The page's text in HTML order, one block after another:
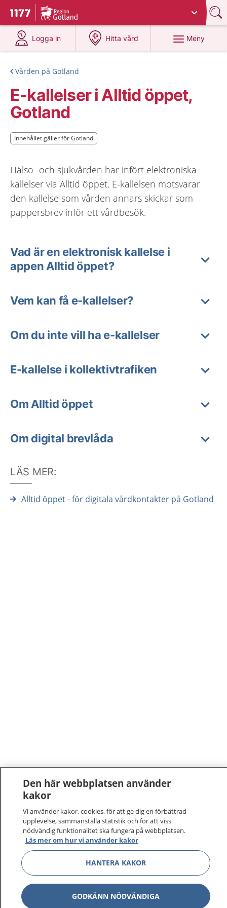
Till startsidan för 1177
Du har valt region
Logga in
på 1177.se
Hitta vård
på 1177.se
Meny
Vården på Gotland
E-kallelser i Alltid öppet,
Gotland
Innehållet gäller för Gotland
Innehållet gäller för Gotland
Hälso- och sjukvården har infört elektroniska
kallelser via Alltid öppet. E-kallelsen motsvarar
den kallelse som vården annars skickar som
pappersbrev inför ett vårdbesök.
Vad är en elektronisk kallelse i
appen Alltid öppet?
Vem kan få e-kallelser?
Om du inte vill ha e-kallelser
E-kallelse i kollektivtrafiken
Om Alltid öppet
Om digital brevlåda
LÄS MER:
Alltid öppet - för digitala vårdkontakter på Gotland
1177–tryggt om din hälsa och vård
På 1177.se får du råd om hälsa och information om
sjukdomar och vilka mottagningar du kan kontakta.
Logga in för att läsa din journal och göra dina
Den här webbplatsen använder
kakor
Vi använder kakor, cookies, för att ge dig en förbättrad
upplevelse, sammanställa statistik och för att viss
nödvändig funktionalitet ska fungera på webbplatsen.
Läs mer om hur vi använder kakor
HANTERA KAKOR
GODKÄNN NÖDVÄNDIGA